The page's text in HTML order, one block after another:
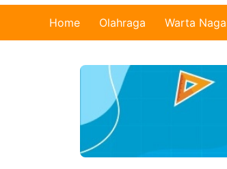
Home Olahraga Warta